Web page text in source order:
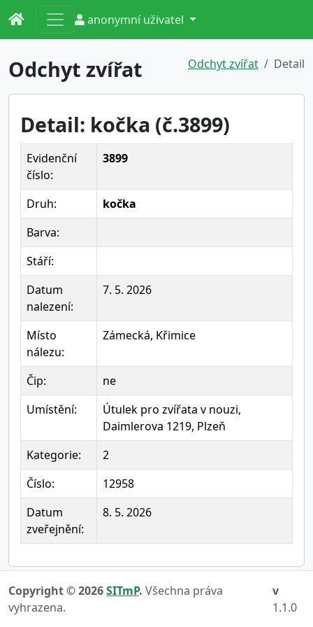
anonymní uživatel
Odchyt zvířat Odchyt zvířat Detail
Detail: kočka (č.3899)
Evidenční
číslo:
3899
Druh:
kočka
Barva:
Stáří:
Datum
nalezení:
7. 5. 2026
Místo
nálezu:
Zámecká, Křimice
Čip:
ne
Umístění:
Útulek pro zvířata v nouzi,
Daimlerova 1219, Plzeň
Kategorie:
2
Číslo:
12958
Datum
zveřejnění:
8. 5. 2026
Copyright © 2026SITmP. Všechna práva
vyhrazena.
v
1.1.0